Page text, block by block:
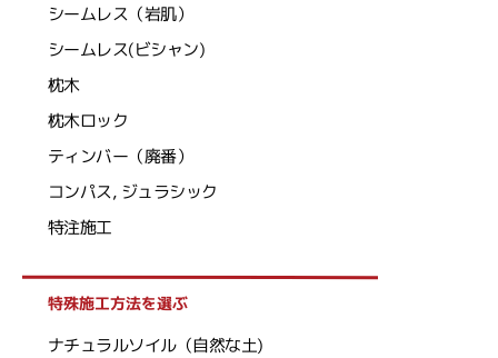
シームレス（岩肌）
シームレス(ビシャン)
枕木
枕木ロック
ティンバー（廃番）
コンパス, ジュラシック
特注施工
特殊施工方法を選ぶ
ナチュラルソイル（自然な土)